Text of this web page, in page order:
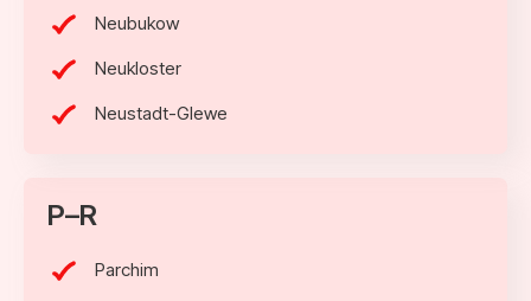
Neubukow
Neukloster
Neustadt-Glewe
P–R
Parchim